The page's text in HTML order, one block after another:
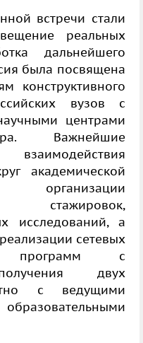
встречи стали
реальных
дальнейшего
была посвящена
конструктивного
вузов с
центрами
Важнейшие
академической
стажировок,
исследований, а
сетевых
программ с
двух
с ведущими